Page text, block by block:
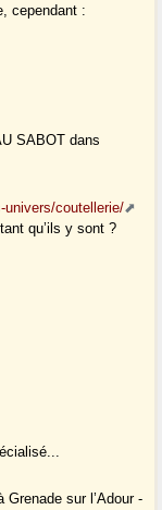
cependant :
SABOT dans
univers/coutellerie/
qu’ils y sont ?
Grenade sur l’Adour -